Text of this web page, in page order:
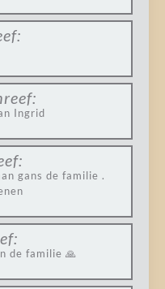
Ingrid
gans de familie .
de familie 🙏